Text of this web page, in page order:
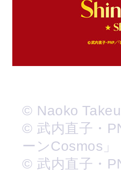
© Naoko
© 武内直子・
ーンCosmos」
© 武内直子・